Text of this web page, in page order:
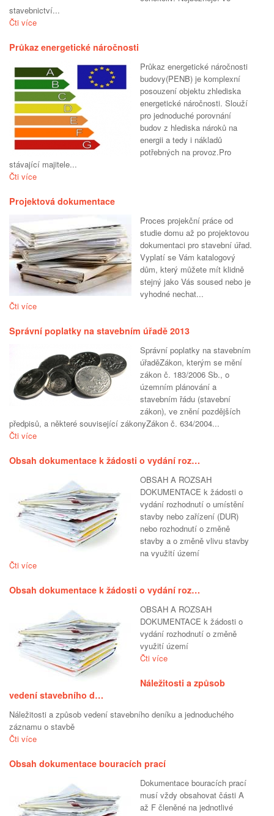
stavebnictví...
Čti více
Průkaz energetické náročnosti
Průkaz energetické náročnosti
budovy(PENB) je komplexní
posouzení objektu zhlediska
energetické náročnosti. Slouží
pro jednoduché porovnání
budov z hlediska nároků na
energii a tedy i nákladů
potřebných na provoz.Pro
stávající majitele...
Čti více
Projektová dokumentace
Proces projekční práce od
studie domu až po projektovou
dokumentaci pro stavební úřad.
Vyplatí se Vám katalogový
dům, který můžete mít klidně
stejný jako Vás soused nebo je
vyhodné nechat...
Čti více
Správní poplatky na stavebním úřadě 2013
Správní poplatky na stavebním
úřaděZákon, kterým se mění
zákon č. 183/2006 Sb., o
územním plánování a
stavebním řádu (stavební
zákon), ve znění pozdějších
předpisů, a některé související zákonyZákon č. 634/2004...
Čti více
Obsah dokumentace k žádosti o vydání roz…
OBSAH A ROZSAH
DOKUMENTACE k žádosti o
vydání rozhodnutí o umístění
stavby nebo zařízení (DUR)
nebo rozhodnutí o změně
stavby a o změně vlivu stavby
na využití území
Čti více
Obsah dokumentace k žádosti o vydání roz…
OBSAH A ROZSAH
DOKUMENTACE k žádosti o
vydání rozhodnutí o změně
využití území
Čti více
Náležitosti a způsob
vedení stavebního d…
Náležitosti a způsob vedení stavebního deníku a jednoduchého
záznamu o stavbě
Čti více
Obsah dokumentace bouracích prací
Dokumentace bouracích prací
musí vždy obsahovat části A
až F členěné na jednotlivé